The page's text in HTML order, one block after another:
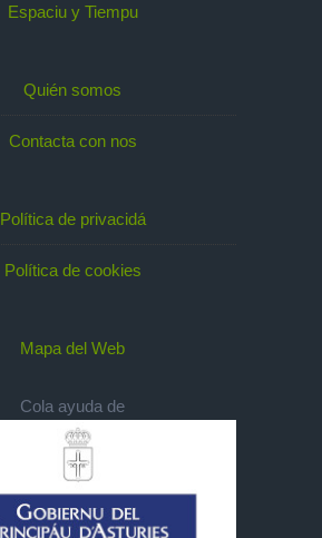
Espaciu y Tiempu
Quién somos
Contacta con nos
Política de privacidá
Política de cookies
Mapa del Web
Cola ayuda de